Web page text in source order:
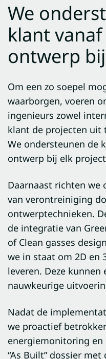
We
klant
ontwerp
Om een zo soepel
waarborgen, voeren
ingenieurs zowel
klant de projecten uit
We ondersteunen de
ontwerp bij elk
Daarnaast richten we
van verontreiniging
ontwerptechnieken.
de integratie van
of Clean gasses
we in staat om 2D en
leveren. Deze
nauwkeurige
Nadat de
we proactief
energiemonitoring en
“As Built” dossier